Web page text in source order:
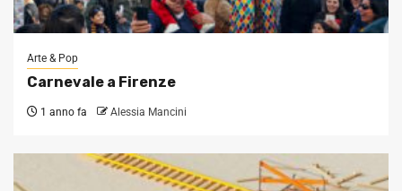
Arte & Pop
Carnevale a Firenze
1 anno fa Alessia Mancini